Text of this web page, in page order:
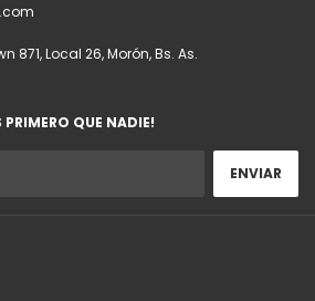
871, Local 26, Morón, Bs. As.
QUE NADIE!